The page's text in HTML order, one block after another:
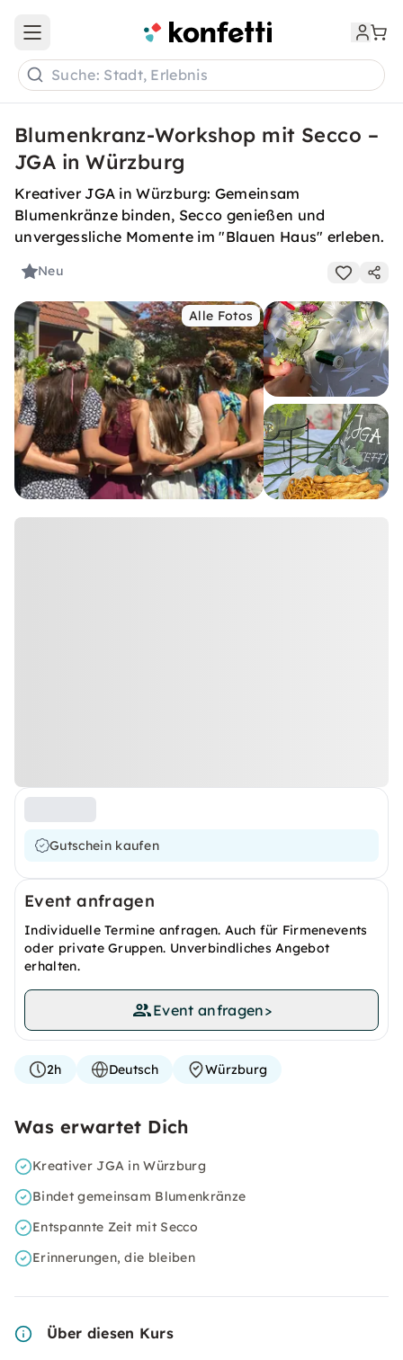
Open main menu
Suche: Stadt, Erlebnis
Blumenkranz-Workshop mit Secco –
JGA in Würzburg
Kreativer JGA in Würzburg: Gemeinsam
Blumenkränze binden, Secco genießen und
unvergessliche Momente im "Blauen Haus" erleben.
Neu
Alle Fotos
Gutschein kaufen
Event anfragen
Individuelle Termine anfragen. Auch für Firmenevents
oder private Gruppen. Unverbindliches Angebot
erhalten.
Event anfragen>
2h Deutsch Würzburg
Was erwartet Dich
Kreativer JGA in Würzburg
Bindet gemeinsam Blumenkränze
Entspannte Zeit mit Secco
Erinnerungen, die bleiben
Über diesen Kurs